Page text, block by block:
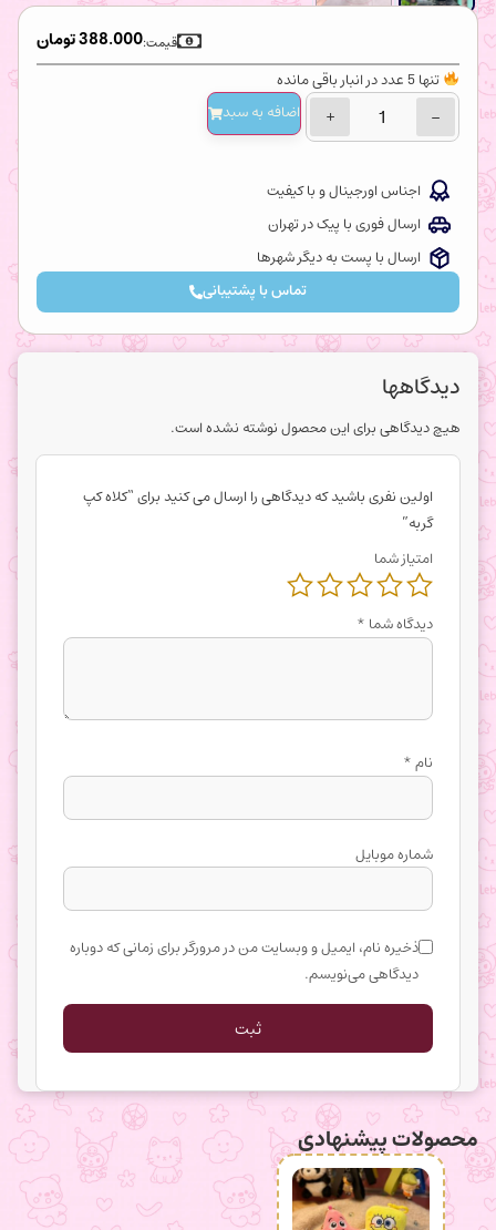
388.000تومان قیمت:
تنها 5 عدد در انبار باقی مانده
−
+ اضافه‌ به سبد
اجناس اورجینال و با کیفیت
ارسال فوری با پیک در تهران
ارسال با پست به دیگر شهرها
تماس با پشتیبانی
دیدگاهها
هیچ دیدگاهی برای این محصول نوشته نشده است.
اولین نفری باشید که دیدگاهی را ارسال می کنید برای “کلاه کپ
گربه”
امتیاز شما
دیدگاه شما *
نام*
شماره موبایل
ذخیره نام، ایمیل و وبسایت من در مرورگر برای زمانی که دوباره
دیدگاهی می‌نویسم.
محصولات پیشنهادی